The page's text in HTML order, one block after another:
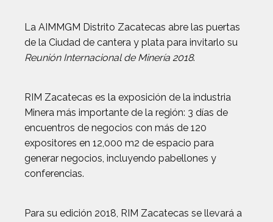
La AIMMGM Distrito Zacatecas abre las puertas
de la Ciudad de cantera y plata para invitarlo su
Reunión Internacional de Minería 2018.
RIM Zacatecas es la exposición de la industria
Minera más importante de la región: 3 días de
encuentros de negocios con más de 120
expositores en 12,000 m2 de espacio para
generar negocios, incluyendo pabellones y
conferencias.
Para su edición 2018, RIM Zacatecas se llevará a